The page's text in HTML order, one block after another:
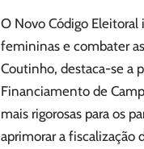
O Novo Código
femininas e combater
Coutinho, destaca-se a
Financiamento de
mais rigorosas para os
aprimorar a fiscalização